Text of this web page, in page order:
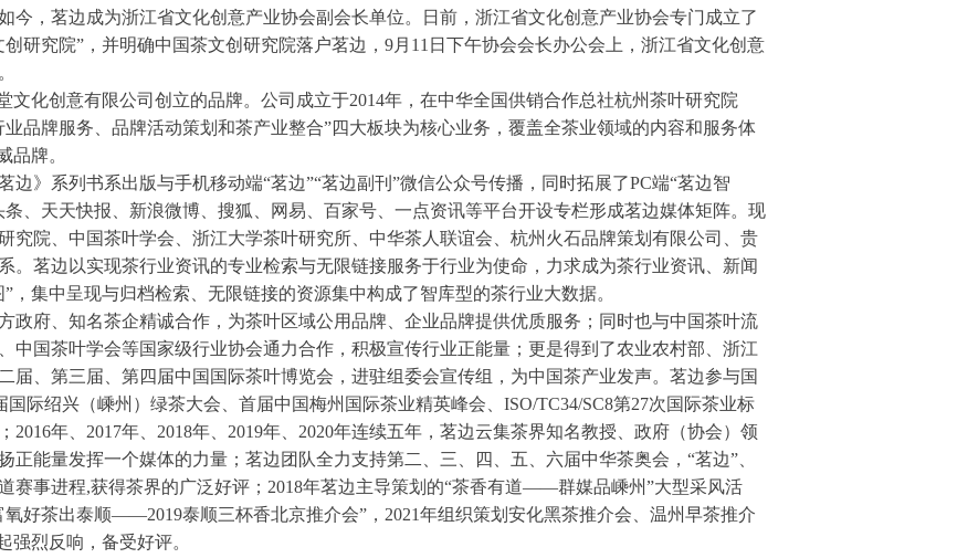
今，茗边成为浙江省文化创意产业协会副会长单位。日前，浙江省文化创意产业协会专门成立了
研究院”，并明确中国茶文创研究院落户茗边，9月11日下午协会会长办公会上，浙江省文化创意
文化创意有限公司创立的品牌。公司成立于2014年，在中华全国供销合作总社杭州茶叶研究院
业品牌服务、品牌活动策划和茶产业整合”四大板块为核心业务，覆盖全茶业领域的内容和服务体
品牌。
》系列书系出版与手机移动端“茗边”“茗边副刊”微信公众号传播，同时拓展了PC端“茗边智
、天天快报、新浪微博、搜狐、网易、百家号、一点资讯等平台开设专栏形成茗边媒体矩阵。现
院、中国茶叶学会、浙江大学茶叶研究所、中华茶人联谊会、杭州火石品牌策划有限公司、贵
。茗边以实现茶行业资讯的专业检索与无限链接服务于行业为使命，力求成为茶行业资讯、新闻
，集中呈现与归档检索、无限链接的资源集中构成了智库型的茶行业大数据。
政府、知名茶企精诚合作，为茶叶区域公用品牌、企业品牌提供优质服务；同时也与中国茶叶流
中国茶叶学会等国家级行业协会通力合作，积极宣传行业正能量；更是得到了农业农村部、浙江
届、第三届、第四届中国国际茶叶博览会，进驻组委会宣传组，为中国茶产业发声。茗边参与国
际绍兴（嵊州）绿茶大会、首届中国梅州国际茶业精英峰会、ISO/TC34/SC8第27次国际茶业标
年、2017年、2018年、2019年、2020年连续五年，茗边云集茶界知名教授、政府（协会）领
正能量发挥一个媒体的力量；茗边团队全力支持第二、三、四、五、六届中华茶奥会，“茗边”、
赛事进程,获得茶界的广泛好评；2018年茗边主导策划的“茶香有道——群媒品嵊州”大型采风活
好茶出泰顺——2019泰顺三杯香北京推介会”，2021年组织策划安化黑茶推介会、温州早茶推介
强烈反响，备受好评。